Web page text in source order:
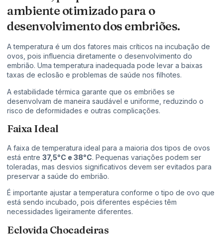
ambiente otimizado para o
desenvolvimento dos embriões.
A temperatura é um dos fatores mais críticos na incubação de
ovos, pois influencia diretamente o desenvolvimento do
embrião. Uma temperatura inadequada pode levar a baixas
taxas de eclosão e problemas de saúde nos filhotes.
A estabilidade térmica garante que os embriões se
desenvolvam de maneira saudável e uniforme, reduzindo o
risco de deformidades e outras complicações.
Faixa Ideal
A faixa de temperatura ideal para a maioria dos tipos de ovos
está entre 37,5°C e 38°C. Pequenas variações podem ser
toleradas, mas desvios significativos devem ser evitados para
preservar a saúde do embrião.
É importante ajustar a temperatura conforme o tipo de ovo que
está sendo incubado, pois diferentes espécies têm
necessidades ligeiramente diferentes.
Eclovida Chocadeiras